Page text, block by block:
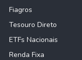
Fiagros
Tesouro Direto
ETFs Nacionais
Renda Fixa